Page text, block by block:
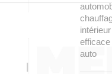
intérieur
efficace
auto